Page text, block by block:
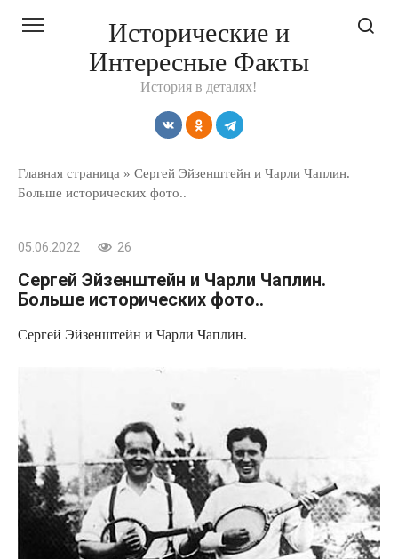
Исторические и
Интересные Факты
История в деталях!
Главная страница » Сергей Эйзенштейн и Чарли Чаплин.
Больше исторических фото..
05.06.2022 26
Сергей Эйзенштейн и Чарли Чаплин.
Больше исторических фото..
Сергей Эйзенштейн и Чарли Чаплин.